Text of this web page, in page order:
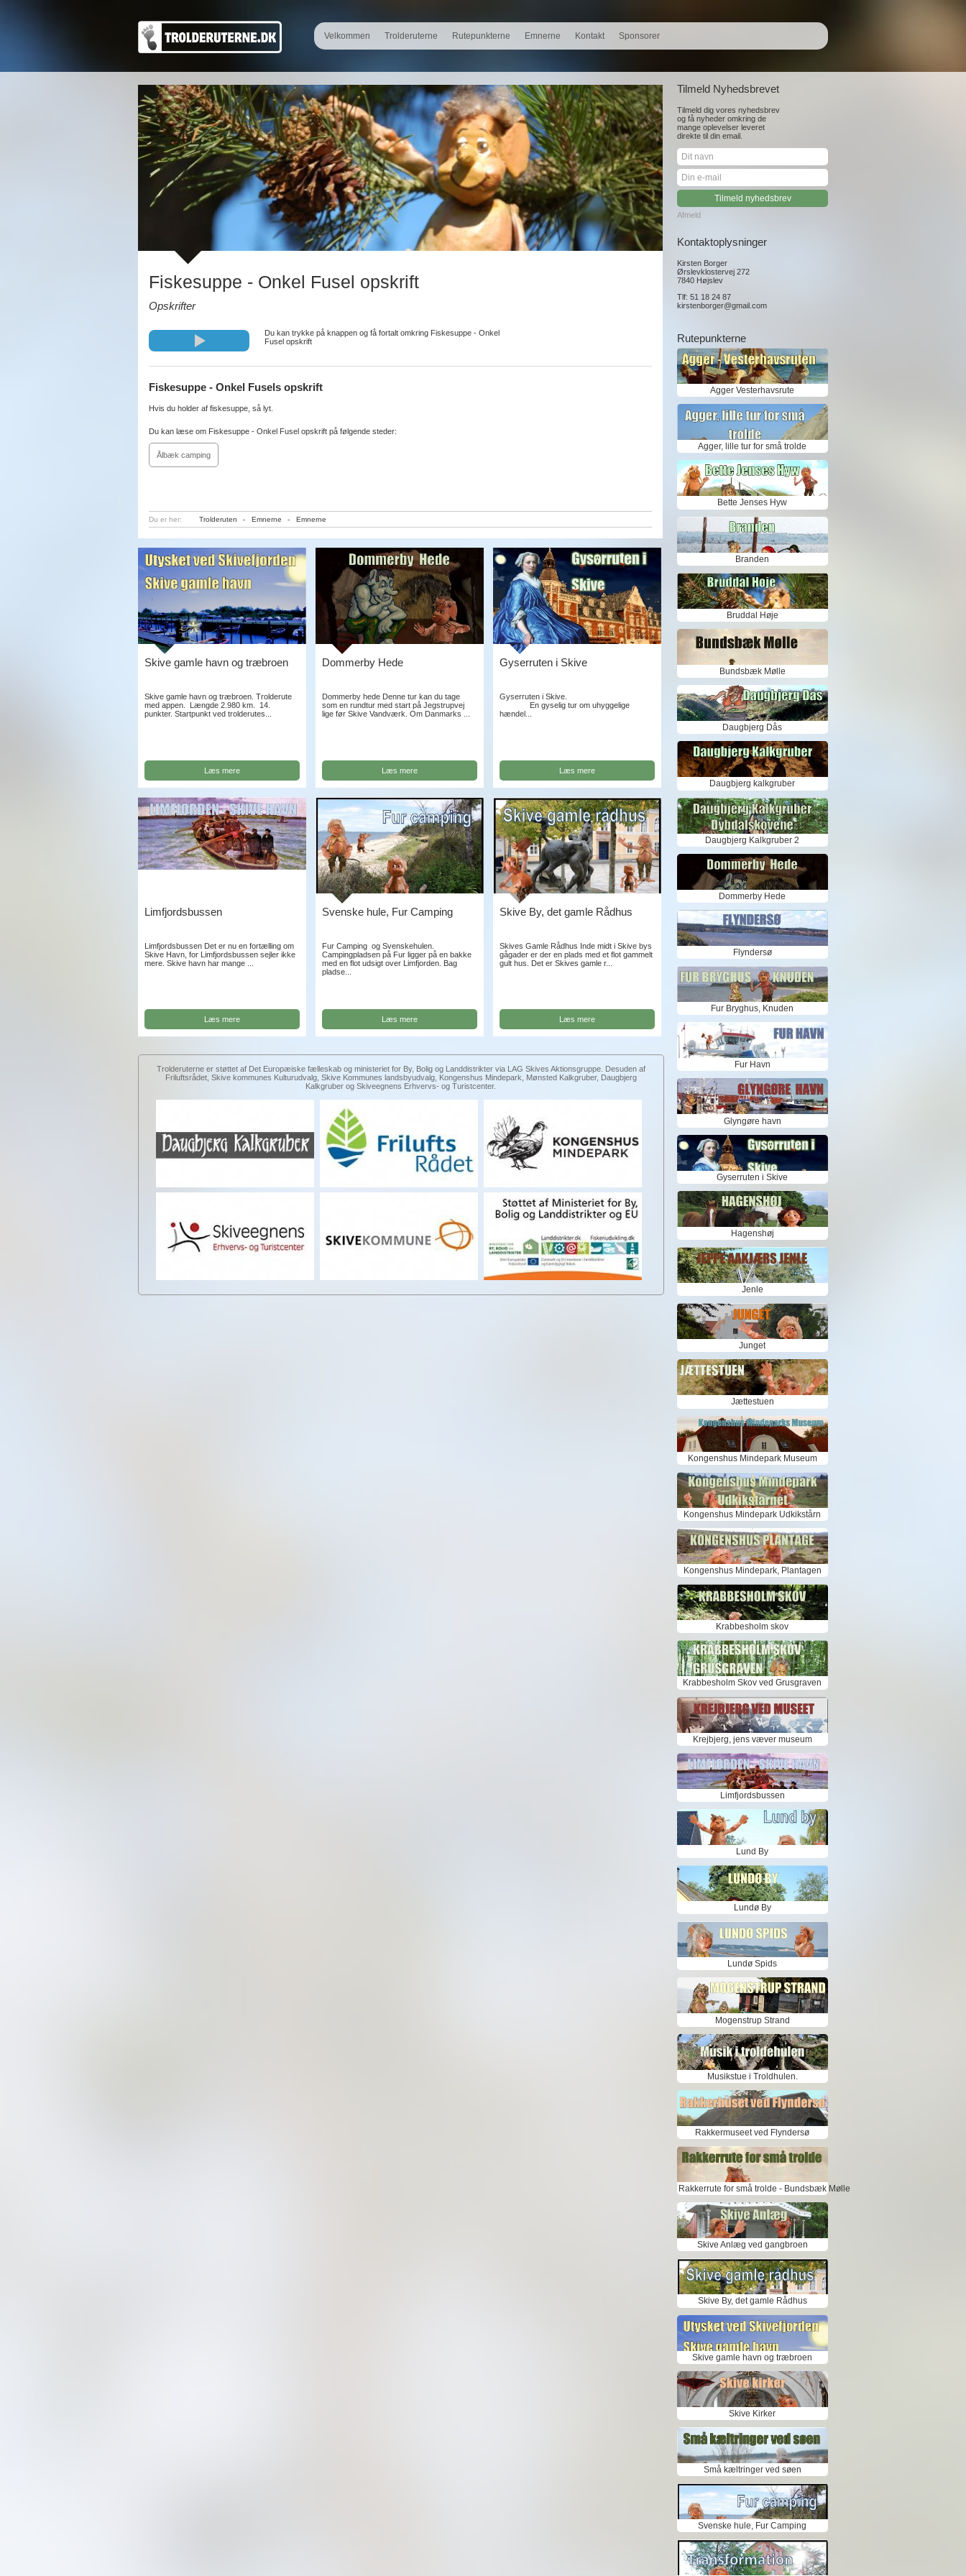
Fiskesuppe - Onkel Fusel opskrift
Opskrifter
Du kan trykke på knappen og få fortalt omkring Fiskesuppe - Onkel
Fusel opskrift
Fiskesuppe - Onkel Fusels opskrift
Hvis du holder af fiskesuppe, så lyt.
Du kan læse om Fiskesuppe - Onkel Fusel opskrift på følgende steder:
Ålbæk camping
Velkommen Trolderuterne Rutepunkterne Emnerne Kontakt Sponsorer
Du er her: Trolderuten - Emnerne - Emnerne
Skive gamle havn og træbroen
Skive gamle havn og træbroen. Trolderute
med appen. Længde 2.980 km. 14.
punkter. Startpunkt ved trolderutes...
Læs mere
Dommerby Hede
Dommerby hede Denne tur kan du tage
som en rundtur med start på Jegstrupvej
lige før Skive Vandværk. Om Danmarks ...
Læs mere
Gyserruten i Skive
Gyserruten i Skive.
En gyselig tur om uhyggelige
hændel...
Læs mere
Limfjordsbussen
Limfjordsbussen Det er nu en fortælling om
Skive Havn, for Limfjordsbussen sejler ikke
mere. Skive havn har mange ...
Læs mere
Svenske hule, Fur Camping
Fur Camping og Svenskehulen.
Campingpladsen på Fur ligger på en bakke
med en flot udsigt over Limfjorden. Bag
pladse...
Læs mere
Skive By, det gamle Rådhus
Skives Gamle Rådhus Inde midt i Skive bys
gågader er der en plads med et flot gammelt
gult hus. Det er Skives gamle r...
Læs mere
Trolderuterne er støttet af Det Europæiske fælleskab og ministeriet for By, Bolig og Landdistrikter via LAG Skives Aktionsgruppe. Desuden af
Friluftsrådet, Skive kommunes Kulturudvalg, Skive Kommunes landsbyudvalg, Kongenshus Mindepark, Mønsted Kalkgruber, Daugbjerg
Kalkgruber og Skiveegnens Erhvervs- og Turistcenter.
Tilmeld Nyhedsbrevet
Tilmeld dig vores nyhedsbrev
og få nyheder omkring de
mange oplevelser leveret
direkte til din email.
Afmeld
Kontaktoplysninger
Kirsten Borger
Ørslevklostervej 272
7840 Højslev
Tlf: 51 18 24 87
kirstenborger@gmail.com
Rutepunkterne
Agger Vesterhavsrute
Agger, lille tur for små trolde
Bette Jenses Hyw
Branden
Bruddal Høje
Bundsbæk Mølle
Daugbjerg Dås
Daugbjerg kalkgruber
Daugbjerg Kalkgruber 2
Dommerby Hede
Flyndersø
Fur Bryghus, Knuden
Fur Havn
Glyngøre havn
Gyserruten i Skive
Hagenshøj
Jenle
Junget
Jættestuen
Kongenshus Mindepark Museum
Kongenshus Mindepark Udkikstårn
Kongenshus Mindepark, Plantagen
Krabbesholm skov
Krabbesholm Skov ved Grusgraven
Krejbjerg, jens væver museum
Limfjordsbussen
Lund By
Lundø By
Lundø Spids
Mogenstrup Strand
Musikstue i Troldhulen.
Rakkermuseet ved Flyndersø
Rakkerrute for små trolde - Bundsbæk Mølle
Skive Anlæg ved gangbroen
Skive By, det gamle Rådhus
Skive gamle havn og træbroen
Skive Kirker
Små kæltringer ved søen
Svenske hule, Fur Camping